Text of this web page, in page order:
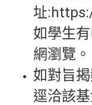
址
如學生
網瀏覽。
如對旨
逕洽該